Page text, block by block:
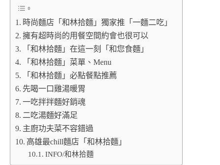
時尚麵店「和林拾麵」獨家推「一麵二吃」
擁有超時尚的用餐空間約會也很可以
「和林拾麵」在這一刻「和您食麵」
「和林拾麵」菜單、Menu
「和林拾麵」必點餐點推薦
先喝一口雞湯暖胃
一吃拌拌麵好銷魂
二吃湯麵好滿足
主廚功夫菜不容錯過
高雄最chill麵店「和林拾麵」
INFO/和林拾麵